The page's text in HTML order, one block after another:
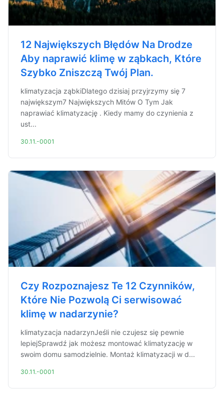
12 Największych Błędów Na Drodze
Aby naprawić klimę w ząbkach, Które
Szybko Zniszczą Twój Plan.
klimatyzacja ząbkiDlatego dzisiaj przyjrzymy się 7
największym7 Największych Mitów O Tym Jak
naprawiać klimatyzację . Kiedy mamy do czynienia z
ust...
30.11.-0001
Czy Rozpoznajesz Te 12 Czynników,
Które Nie Pozwolą Ci serwisować
klimę w nadarzynie?
klimatyzacja nadarzynJeśli nie czujesz się pewnie
lepiejSprawdź jak możesz montować klimatyzację w
swoim domu samodzielnie. Montaż klimatyzacji w d...
30.11.-0001